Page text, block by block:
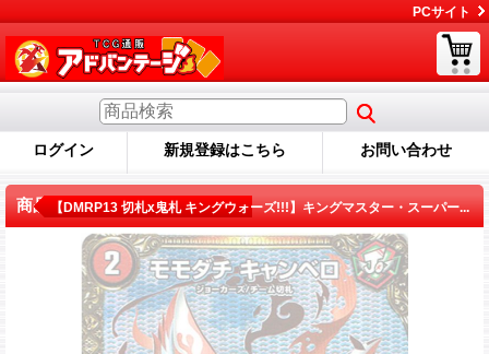
PCサイト
ログイン 新規登録はこちら お問い合わせ
商品詳細【DMRP13 切札x鬼札 キングウォーズ!!!】キングマスター・スーパー...